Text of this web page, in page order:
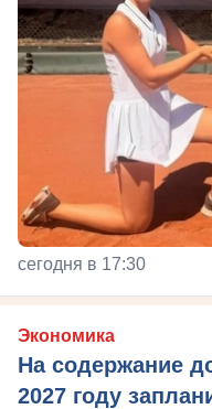
сегодня в 17:30
Экономика
На содержание
2027 году